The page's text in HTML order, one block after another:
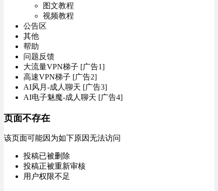
图文教程
视频教程
公告区
其他
帮助
问题反馈
大流量VPN梯子 [广告1]
高速VPN梯子 [广告2]
AI风月-成人聊天 [广告3]
AI电子魅魔-成人聊天 [广告4]
页面不存在
该页面可能因为如下原因无法访问
投稿已被删除
投稿正被重新审核
用户权限不足